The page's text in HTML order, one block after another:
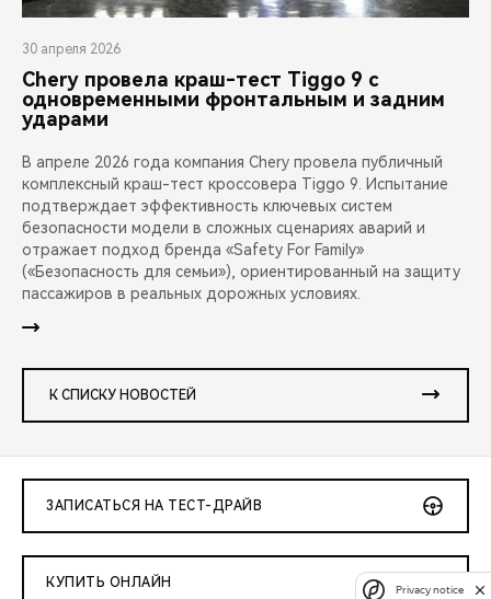
30 апреля 2026
Chery провела краш-тест Tiggo 9 с
одновременными фронтальным и задним
ударами
В апреле 2026 года компания Chery провела публичный
комплексный краш-тест кроссовера Tiggo 9. Испытание
подтверждает эффективность ключевых систем
безопасности модели в сложных сценариях аварий и
отражает подход бренда «Safety For Family»
(«Безопасность для семьи»), ориентированный на защиту
пассажиров в реальных дорожных условиях.
К СПИСКУ НОВОСТЕЙ
ЗАПИСАТЬСЯ НА ТЕСТ-ДРАЙВ
КУПИТЬ ОНЛАЙН Privacy notice